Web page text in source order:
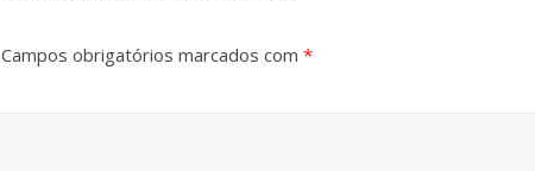
Campos obrigatórios marcados com *